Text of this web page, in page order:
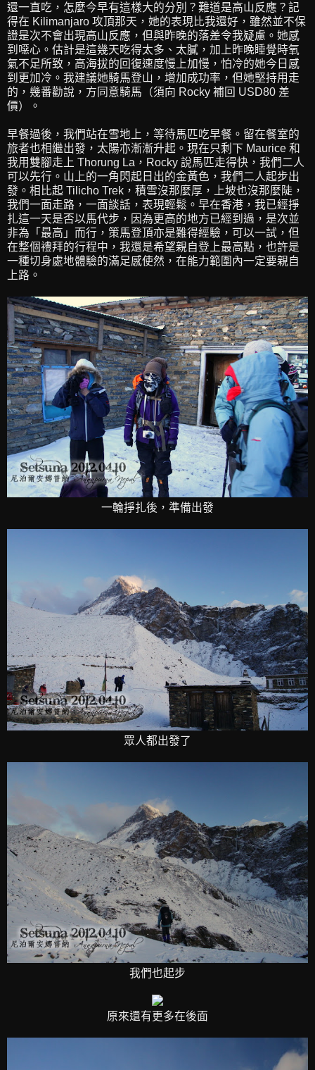
還一直吃，怎麼今早有這樣大的分別？難道是高山反應？記
得在 Kilimanjaro 攻頂那天，她的表現比我還好，雖然並不保
證是次不會出現高山反應，但與昨晚的落差令我疑慮。她感
到噁心。估計是這幾天吃得太多、太膩，加上昨晚睡覺時氧
氣不足所致，高海拔的回復速度慢上加慢，怕冷的她今日感
到更加冷。我建議她騎馬登山，增加成功率，但她堅持用走
的，幾番勸說，方同意騎馬（須向 Rocky 補回 USD80 差
價）。
早餐過後，我們站在雪地上，等待馬匹吃早餐。留在餐室的
旅者也相繼出發，太陽亦漸漸升起。現在只剩下 Maurice 和
我用雙腳走上 Thorung La，Rocky 說馬匹走得快，我們二人
可以先行。山上的一角閃起日出的金黃色，我們二人起步出
發。相比起 Tilicho Trek，積雪沒那麼厚，上坡也沒那麼陡，
我們一面走路，一面談話，表現輕鬆。早在香港，我已經掙
扎這一天是否以馬代步，因為更高的地方已經到過，是次並
非為「最高」而行，策馬登頂亦是難得經驗，可以一試，但
在整個禮拜的行程中，我還是希望親自登上最高點，也許是
一種切身處地體驗的滿足感使然，在能力範圍內一定要親自
上路。
一輪掙扎後，準備出發
眾人都出發了
我們也起步
原來還有更多在後面